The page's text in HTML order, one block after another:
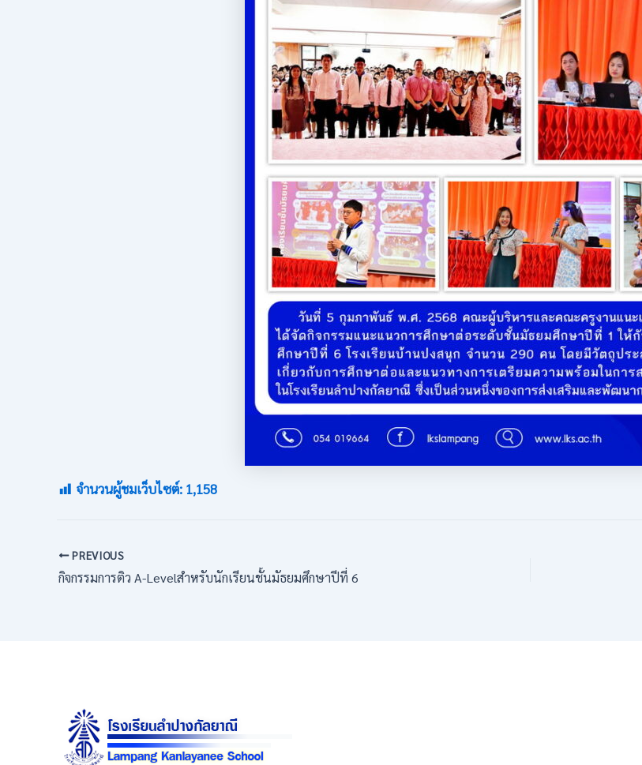
จำนวนผู้ชมเว็บไซต์: 1,158
PREVIOUS
กิจกรรมการติว A-Levelสำหรับนักเรียนชั้นมัธยมศึกษาปีที่ 6